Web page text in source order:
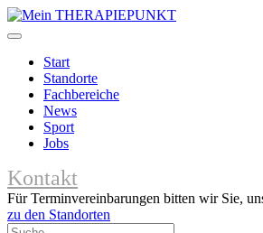
Start
Standorte
Fachbereiche
News
Sport
Jobs
Kontakt
Für Terminvereinbarungen bitten wir Sie,
zu den Standorten